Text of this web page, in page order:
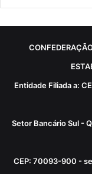
Entidade Filiada a:
Setor Bancário Sul -
CEP: 70093-900 -